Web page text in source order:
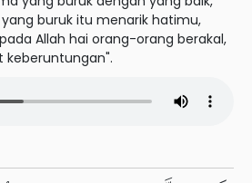
buruk itu menarik hatimu,
Allah hai orang-orang berakal,